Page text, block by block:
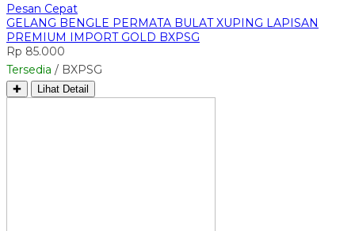
Pesan Cepat
GELANG BENGLE PERMATA BULAT XUPING LAPISAN
PREMIUM IMPORT GOLD BXPSG
Rp 85.000
Tersedia / BXPSG
✚ Lihat Detail